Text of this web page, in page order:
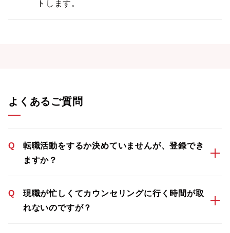
トします。
よくあるご質問
Q
転職活動をするか決めていませんが、登録でき
ますか？
Q
現職が忙しくてカウンセリングに行く時間が取
れないのですが？